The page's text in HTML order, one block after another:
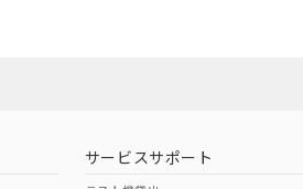
サービスサポート